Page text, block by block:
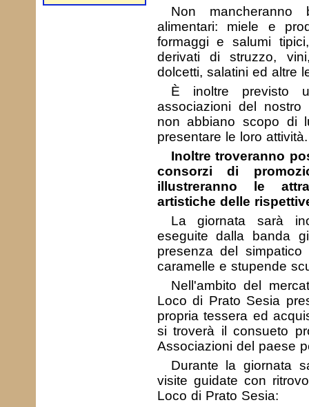
Non mancheranno
alimentari: miele e
formaggi e salumi
derivati di struzzo,
dolcetti, salatini ed altre
È inoltre previsto
associazioni del
non abbiano scopo di
presentare le loro attività.
Inoltre troveranno
consorzi di
illustreranno le
artistiche delle
La giornata sarà
eseguite dalla banda
presenza del simpatico
caramelle e stupende
Nell'ambito del
Loco di Prato Sesia
propria tessera ed
si troverà il consueto
Associazioni del paese
Durante la giornata
visite guidate con
Loco di Prato Sesia: